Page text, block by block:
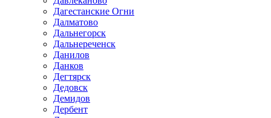
Дагестанские Огни
Далматово
Дальнегорск
Дальнереченск
Данилов
Данков
Дегтярск
Дедовск
Демидов
Дербент